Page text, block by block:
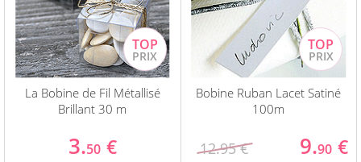
La Bobine de Fil Métallisé
Brillant 30 m
3.50 €
Bobine Ruban Lacet Satiné
100m
12.95 € 9.90 €